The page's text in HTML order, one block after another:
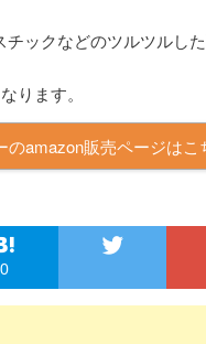
チックなどのツルツルし
ります。
のamazon販売ページはこ
0